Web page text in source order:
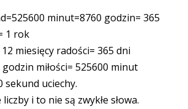
minut=8760 godzin= 365
1 rok
miesięcy radości= 365 dni
miłości= 525600 minut
sekund uciechy.
i to nie są zwykłe słowa.